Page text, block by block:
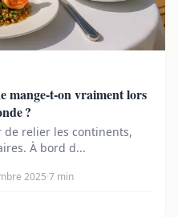
mange-t-on vraiment lors
?
de relier les continents,
À bord d...
2025·7 min